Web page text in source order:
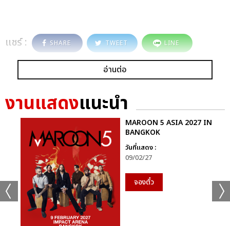
แชร์ : SHARE TWEET LINE
อ่านต่อ
งานแสดงแนะนำ
MAROON 5 ASIA 2027 IN
BANGKOK
วันที่แสดง :
09/02/27
จองตั๋ว